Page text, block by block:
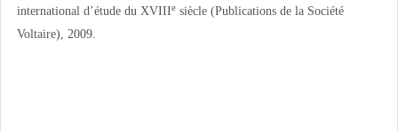
international d’étude du XVIIIesiècle (Publications de la Société
Voltaire), 2009.